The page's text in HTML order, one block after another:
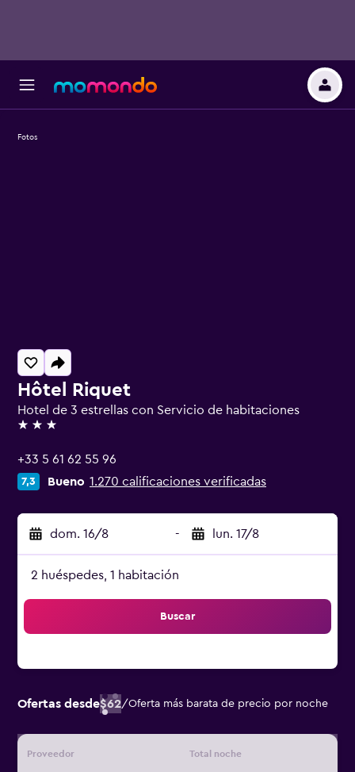
Hôtel Riquet
Hotel de 3 estrellas con Servicio de habitaciones
3 estrellas
+33 5 61 62 55 96
7,3 Bueno 1.270 calificaciones verificadas
dom. 16/8 - lun. 17/8
2 huéspedes, 1 habitación
Buscar
Ofertas desde$62/Oferta más barata de precio por noche
Proveedor Total noche
Fotos